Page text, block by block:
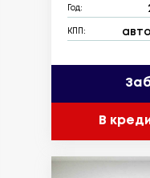
Год:
КПП:
В